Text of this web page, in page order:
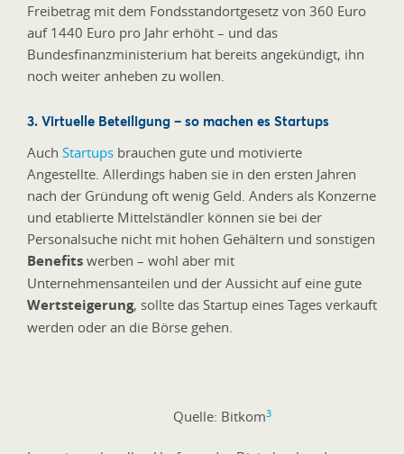
Freibetrag mit dem Fondsstandortgesetz von 360 Euro
auf 1440 Euro pro Jahr erhöht – und das
Bundesfinanzministerium hat bereits angekündigt, ihn
noch weiter anheben zu wollen.
3. Virtuelle Beteiligung – so machen es Startups
Auch Startups brauchen gute und motivierte
Angestellte. Allerdings haben sie in den ersten Jahren
nach der Gründung oft wenig Geld. Anders als Konzerne
und etablierte Mittelständler können sie bei der
Personalsuche nicht mit hohen Gehältern und sonstigen
Benefits werben – wohl aber mit
Unternehmensanteilen und der Aussicht auf eine gute
Wertsteigerung, sollte das Startup eines Tages verkauft
werden oder an die Börse gehen.
Quelle: Bitkom3